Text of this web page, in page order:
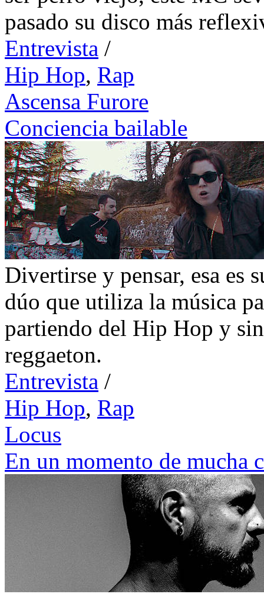
pasado su disco más
Entrevista /
Hip Hop, Rap
Ascensa Furore
Conciencia bailable
Divertirse y pensar, esa es
dúo que utiliza la música
partiendo del Hip Hop y
reggaeton.
Entrevista /
Hip Hop, Rap
Locus
En un momento de mucha